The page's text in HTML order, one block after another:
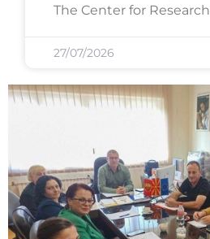
The Center for Research
27/07/2026